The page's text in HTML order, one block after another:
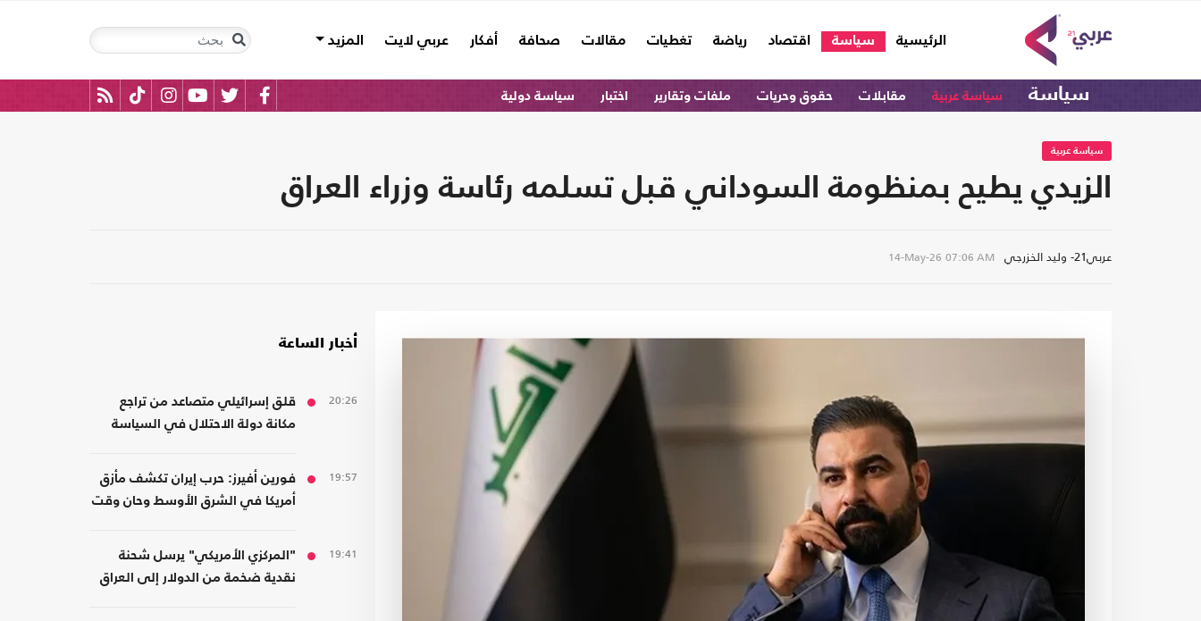
الرئيسية
(current) سياسة اقتصاد رياضة تغطيات مقالات صحافة أفكار عربي لايت المزيد
سياسة سياسة عربية مقابلات حقوق وحريات ملفات وتقارير اختبار سياسة دولية
سياسة عربية
الزيدي يطيح بمنظومة السوداني قبل تسلمه رئاسة وزراء العراق
عربي21- وليد الخزرجي 14-May-26 07:06 AM
أخبار الساعة
20:26
قلق إسرائيلي متصاعد من تراجع
مكانة دولة الاحتلال في السياسة
19:57
فورين أفيرز: حرب إيران تكشف مأزق
أمريكا في الشرق الأوسط وحان وقت
19:41
"المركزي الأمريكي" يرسل شحنة
نقدية ضخمة من الدولار إلى العراق